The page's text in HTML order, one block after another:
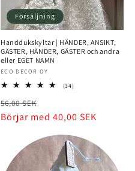
Försäljning
Handdukskyltar | HÄNDER, ANSIKT,
GÄSTER, HÄNDER, GÄSTER och andra
eller EGET NAMN
Säljare:
ECO DECOR OY
(34)34
Normalt
pris
56,00 SEK
pris
Börjar med 40,00 SEK